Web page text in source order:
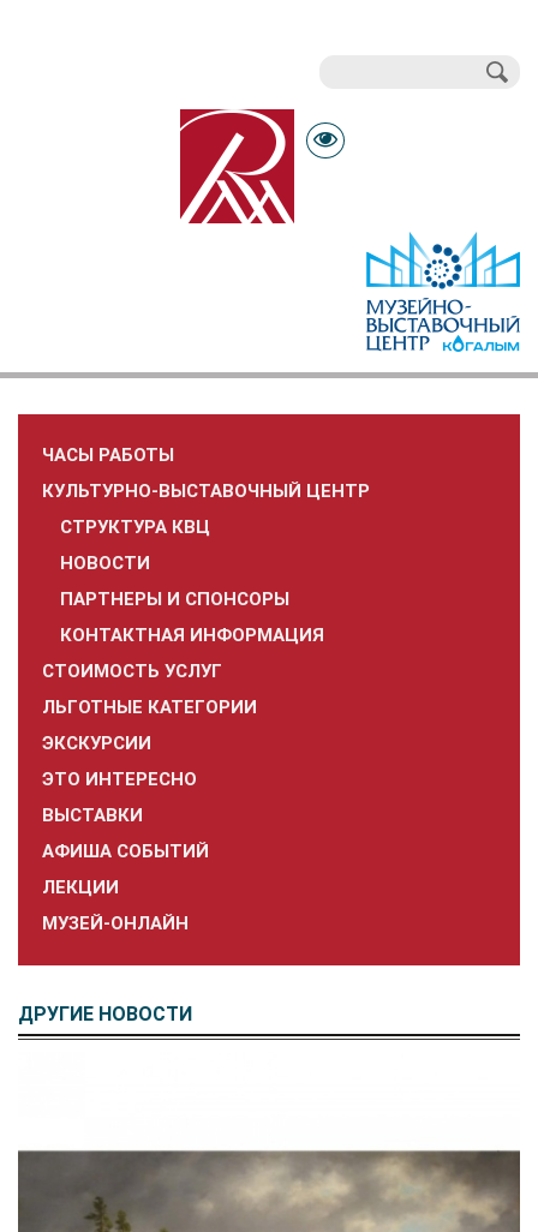
ЧАСЫ РАБОТЫ
КУЛЬТУРНО-ВЫСТАВОЧНЫЙ ЦЕНТР
СТРУКТУРА КВЦ
НОВОСТИ
ПАРТНЕРЫ И СПОНСОРЫ
КОНТАКТНАЯ ИНФОРМАЦИЯ
СТОИМОСТЬ УСЛУГ
ЛЬГОТНЫЕ КАТЕГОРИИ
ЭКСКУРСИИ
ЭТО ИНТЕРЕСНО
ВЫСТАВКИ
АФИША СОБЫТИЙ
ЛЕКЦИИ
МУЗЕЙ-ОНЛАЙН
ДРУГИЕ НОВОСТИ